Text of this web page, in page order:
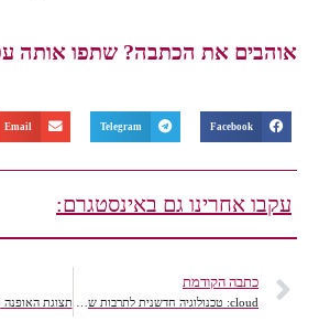
אוהבים את הכתבה? שתפו אותה
Facebook
Telegram
Email
עקבו אחרינו גם באינסטגרם:
כתבה הקודמת